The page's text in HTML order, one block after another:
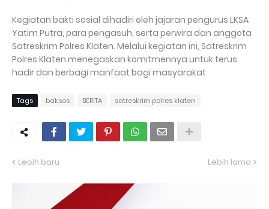
Kegiatan bakti sosial dihadiri oleh jajaran pengurus LKSA
Yatim Putra, para pengasuh, serta perwira dan anggota
Satreskrim Polres Klaten. Melalui kegiatan ini, Satreskrim
Polres Klaten menegaskan komitmennya untuk terus
hadir dan berbagi manfaat bagi masyarakat
Tags baksos BERITA satreskrim polres klaten
Lebih baru Lebih lama